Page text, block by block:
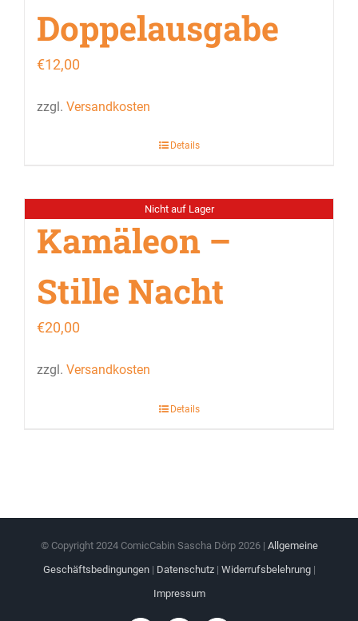
Doppelausgabe
€12,00
zzgl. Versandkosten
Details
Nicht auf Lager
Kamäleon –
Stille Nacht
€20,00
zzgl. Versandkosten
Details
© Copyright 2024 ComicCabin Sascha Dörp 2026 | Allgemeine
Geschäftsbedingungen| Datenschutz| Widerrufsbelehrung|
Impressum